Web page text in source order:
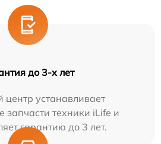
до 3-х лет
центр устанавливает
запчасти техники iLife и
гарантию до 3 лет.